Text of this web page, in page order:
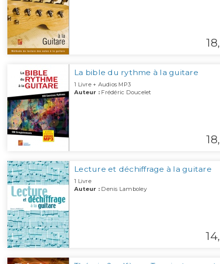
18,
La bible du rythme à la guitare
1 Livre + Audios MP3
Auteur : Frédéric Doucelet
18,
Lecture et déchiffrage à la guitare
1 Livre
Auteur : Denis Lamboley
14,